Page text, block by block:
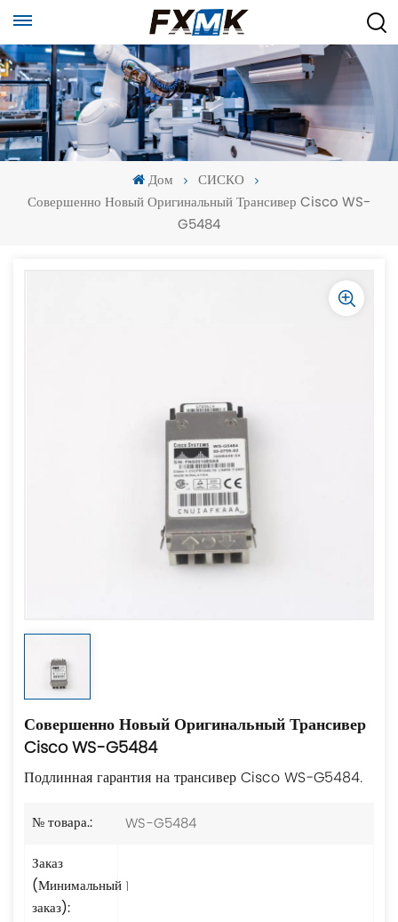
Дом
СИСКО
Совершенно Новый Оригинальный Трансивер Cisco WS-
G5484
Совершенно Новый Оригинальный Трансивер
Cisco WS-G5484
Подлинная гарантия на трансивер Cisco WS-G5484.
№ товара.:
WS-G5484
Заказ
(Минимальный
заказ):
1